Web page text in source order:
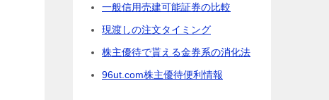
一般信用売建可能証券の比較
現渡しの注文タイミング
株主優待で貰える金券系の消化法
96ut.com株主優待便利情報